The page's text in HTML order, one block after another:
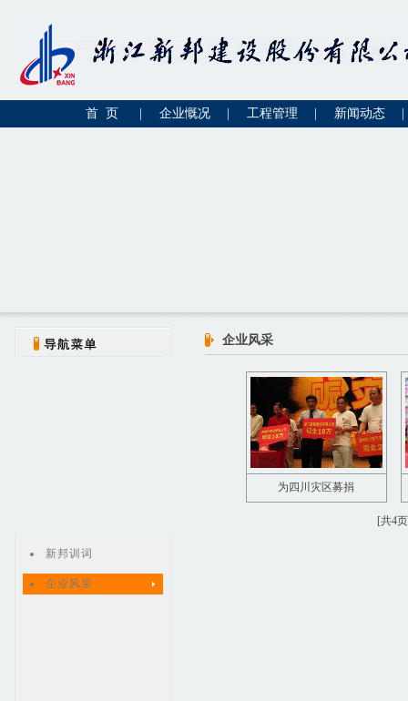
首 页 企业慨况 工程管理 新闻动态
新邦训词
企业风采
企业风采
为四川灾区募捐
[共4